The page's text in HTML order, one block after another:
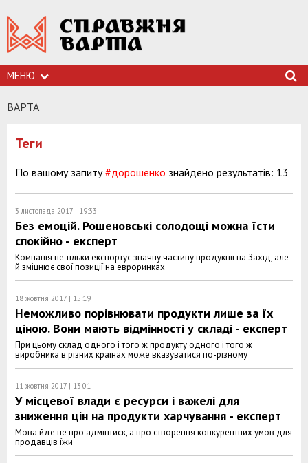
МЕНЮ
ВАРТА
Теги
По вашому запиту#дорошенко знайдено результатів: 13
3 листопада 2017 | 19:33
Без емоцій. Рошеновські солодощі можна їсти
спокійно - експерт
Компанія не тільки експортує значну частину продукції на Захід, але
й зміцнює свої позиції на евроринках
18 жовтня 2017 | 15:19
Неможливо порівнювати продукти лише за їх
ціною. Вони мають відмінності у складі - експерт
При цьому склад одного і того ж продукту одного і того ж
виробника в різних країнах може вказуватися по-різному
11 жовтня 2017 | 13:01
У місцевої влади є ресурси і важелі для
зниження цін на продукти харчування - експерт
Мова йде не про адмінтиск, а про створення конкурентних умов для
продавців їжи